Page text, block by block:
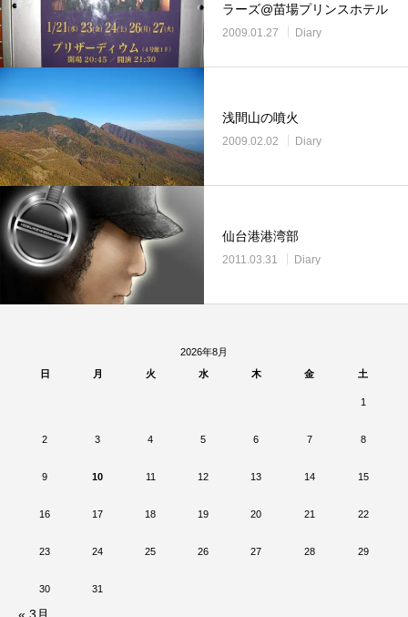
ラーズ@苗場プリンスホテル
2009.01.27 Diary
浅間山の噴火
2009.02.02 Diary
仙台港港湾部
2011.03.31 Diary
2026年8月
日
月 火 水 木 金 土
1
2 3 4 5 6 7 8
9 10 11 12 13 14 15
16 17 18 19 20 21 22
23 24 25 26 27 28 29
30 31